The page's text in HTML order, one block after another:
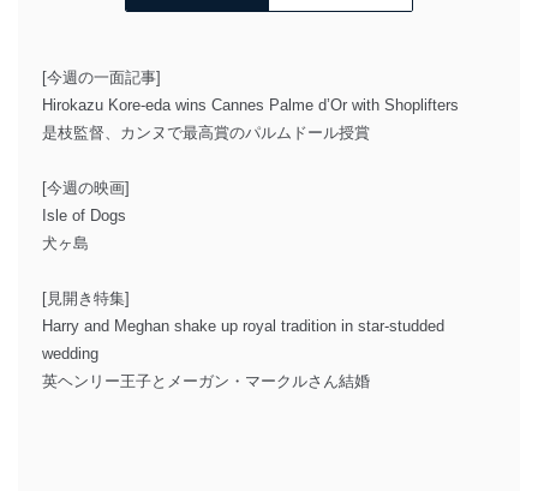
[今週の一面記事]
Hirokazu Kore-eda wins Cannes Palme d’Or with Shoplifters
是枝監督、カンヌで最高賞のパルムドール授賞
[今週の映画]
Isle of Dogs
犬ヶ島
[見開き特集]
Harry and Meghan shake up royal tradition in star-studded
wedding
英ヘンリー王子とメーガン・マークルさん結婚